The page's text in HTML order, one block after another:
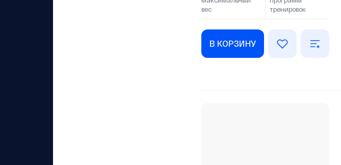
вес
тренировок
В КОРЗИНУ